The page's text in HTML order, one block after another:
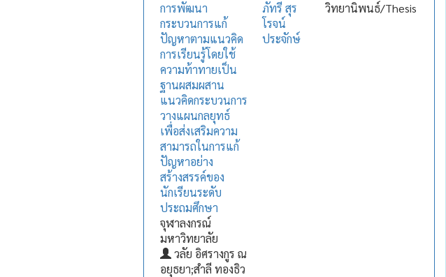
การพัฒนา
กระบวนการแก้
ปัญหาตามแนวคิด
การเรียนรู้โดยใช้
ความท้าทายเป็น
ฐานผสมผสาน
แนวคิดกระบวนการ
วางแผนกลยุทธ์
เพื่อส่งเสริมความ
สามารถในการแก้
ปัญหาอย่าง
สร้างสรรค์ของ
นักเรียนระดับ
ประถมศึกษา
จุฬาลงกรณ์
มหาวิทยาลัย
วลัย อิศรางกูร ณ
อยุธยา;สำลี ทองธิว
ภัทรี สุร
โรจน์
ประจักษ์
วิทยานิพนธ์/Thesis